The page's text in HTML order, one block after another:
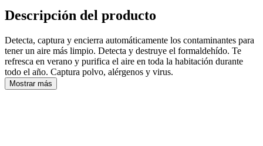
Descripción del producto
Detecta, captura y encierra automáticamente los contaminantes para
tener un aire más limpio. Detecta y destruye el formaldehído. Te
refresca en verano y purifica el aire en toda la habitación durante
todo el año. Captura polvo, alérgenos y virus.
Mostrar más